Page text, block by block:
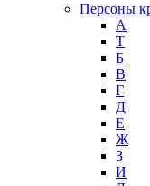
Персоны
А
T
Б
В
Г
Д
Е
Ж
З
И